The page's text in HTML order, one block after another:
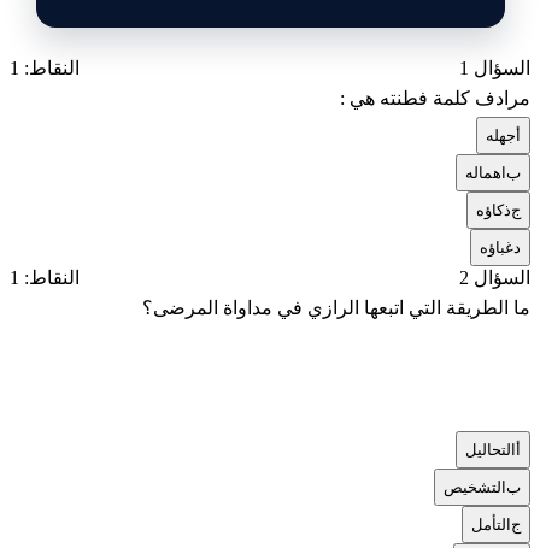
السؤال 1
النقاط: 1
مرادف كلمة فطنته هي :
جهله
باهماله
جذكاؤه
غباؤه
السؤال 2
النقاط: 1
ما الطريقة التي اتبعها الرازي في مداواة المرضى؟
التحاليل
بالتشخيص
جالتأمل